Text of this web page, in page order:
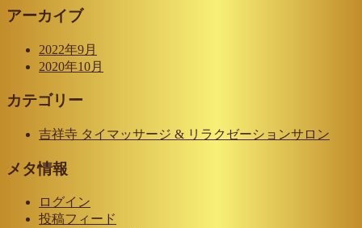
アーカイブ
2022年9月
2020年10月
カテゴリー
吉祥寺 タイマッサージ & リラクゼーションサロン
メタ情報
ログイン
投稿フィード